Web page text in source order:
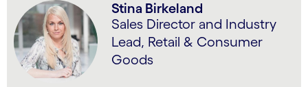
Stina Birkeland
Sales Director and Industry
Lead, Retail & Consumer
Goods